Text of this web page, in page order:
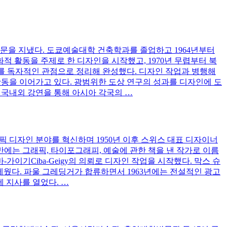
지냈다. 도쿄예술대학 건축학과를 졸업하고 1964년부터
활동을 주제로 한 디자인을 시작했고, 1970년 무렵부터 북
독자적인 관점으로 정리해 완성했다. 디자인 작업과 병행해
을 이어가고 있다. 광범위한 도상 연구의 성과를 디자인에 도
내외 강연을 통해 아시아 각국의 …
디자인 분야를 혁신하며 1950년 이후 스위스 대표 디자이너
는 그래픽, 타이포그래피, 예술에 관한 책을 낸 작가로 이름
이기Ciba-Geigy의 의뢰로 디자인 작업을 시작했다. 막스 슈
다. 파울 그레딩거가 합류하면서 1963년에는 전설적인 광고
지사를 열었다. …